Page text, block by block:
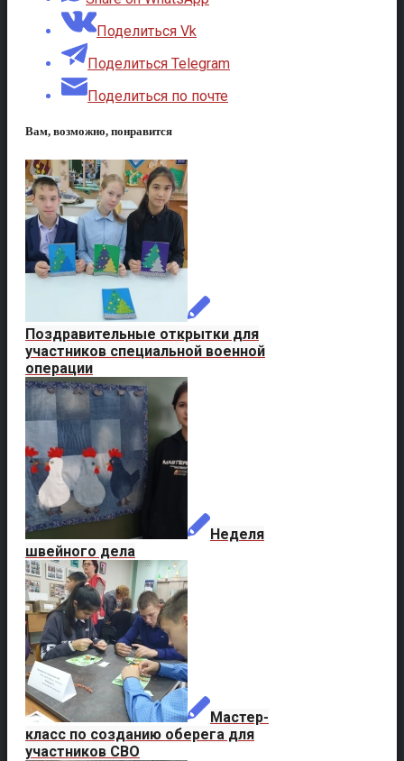
Поделиться Vk
Поделиться Telegram
Поделиться по почте
Вам, возможно, понравится
Поздравительные открытки для
участников специальной военной
операции
Неделя
швейного дела
Мастер-
класс по созданию оберега для
участников СВО